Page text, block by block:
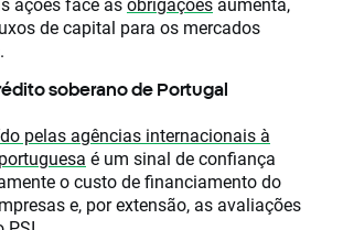
de capital para os mercados
soberano de Portugal
pelas agências internacionais à
é um sinal de confiança
o custo de financiamento do
e, por extensão, as avaliações